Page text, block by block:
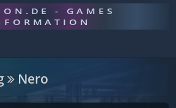
- GAMES
Nero